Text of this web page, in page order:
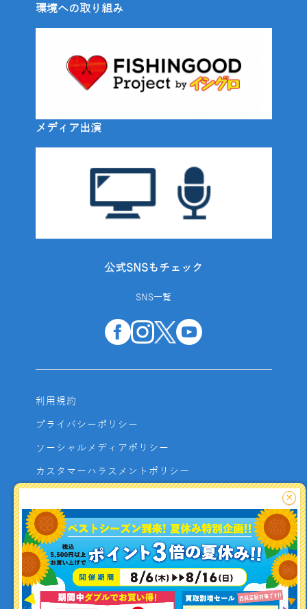
釣り情報を
環境への取り組み
メディア出演
公式SNSもチェック
SNS一覧
利用規約
プライバシーポリシー
ソーシャルメディアポリシー
カスタマーハラスメントポリシー
よくあるご質問
お問い合わせ
利用者資金の保全方法
×